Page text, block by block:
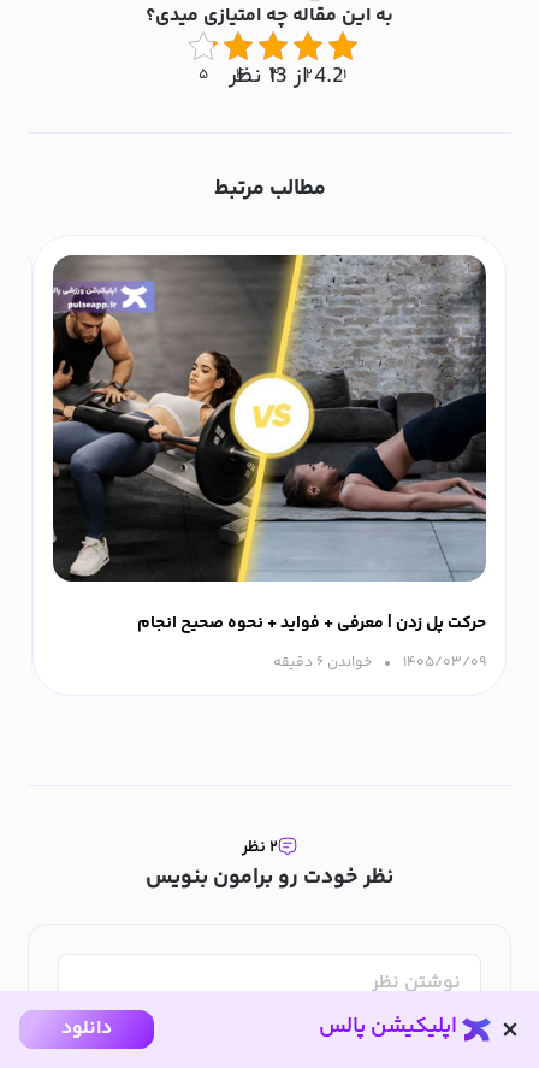
به این مقاله چه امتیازی میدی؟
4.2 از 13 نظر۱ ۲ ۳ ۴ ۵
مطالب مرتبط
حرکت پل زدن | معرفی + فواید + نحوه صحیح انجام
۱۴۰۵/۰۳/۰۹ خواندن ۶ دقیقه‌
نظر خودت رو برامون بنویس
۲ نظر
اپلیکیشن پالس دانلود